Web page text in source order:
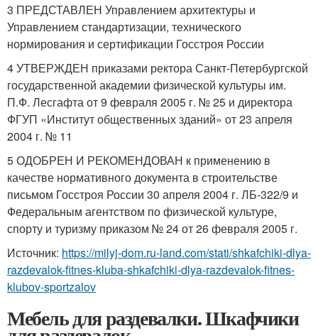
3 ПРЕДСТАВЛЕН Управлением архитектуры и
Управлением стандартизации, технического
нормирования и сертификации Госстроя России
4 УТВЕРЖДЕН приказами ректора Санкт-Петербургской
государственной академии физической культуры им.
П.Ф. Лесгафта от 9 февраля 2005 г. № 25 и директора
ФГУП «Институт общественных зданий» от 23 апреля
2004 г. № 11
5 ОДОБРЕН И РЕКОМЕНДОВАН к применению в
качестве нормативного документа в строительстве
письмом Госстроя России 30 апреля 2004 г. ЛБ-322/9 и
Федеральным агентством по физической культуре,
спорту и туризму приказом № 24 от 26 февраля 2005 г.
Источник: https://milyj-dom.ru-land.com/stati/shkafchiki-dlya-
razdevalok-fitnes-kluba-shkafchiki-dlya-razdevalok-fitnes-
klubov-sportzalov
Мебель для раздевалки. Шкафчики